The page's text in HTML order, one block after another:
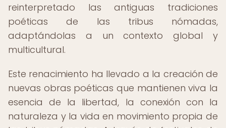
reinterpretado las antiguas tradiciones
poéticas de las tribus nómadas,
adaptándolas a un contexto global y
multicultural.
Este renacimiento ha llevado a la creación de
nuevas obras poéticas que mantienen viva la
esencia de la libertad, la conexión con la
naturaleza y la vida en movimiento propia de